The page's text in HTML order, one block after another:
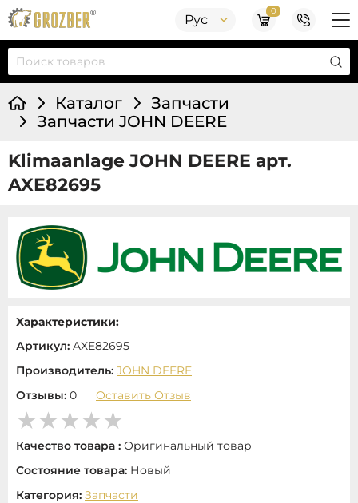
Рус
0
Каталог
Запчасти
Запчасти JOHN DEERE
Klimaanlage JOHN DEERE арт.
AXE82695
Характеристики:
Артикул: AXE82695
Производитель: JOHN DEERE
Отзывы: 0 Оставить Отзыв
Качество товара : Оригинальный товар
Состояние товара: Новый
Категория: Запчасти